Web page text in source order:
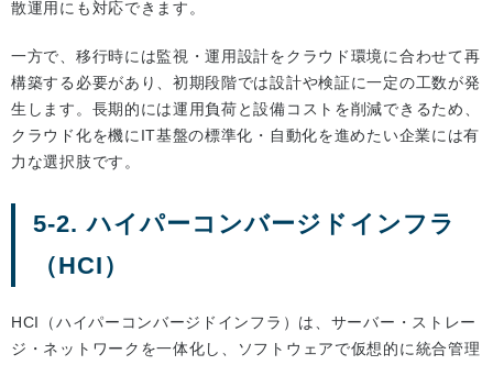
散運用にも対応できます。
一方で、移行時には監視・運用設計をクラウド環境に合わせて再
構築する必要があり、初期段階では設計や検証に一定の工数が発
生します。長期的には運用負荷と設備コストを削減できるため、
クラウド化を機にIT基盤の標準化・自動化を進めたい企業には有
力な選択肢です。
5-2. ハイパーコンバージドインフラ
（HCI）
HCI（ハイパーコンバージドインフラ）は、サーバー・ストレー
ジ・ネットワークを一体化し、ソフトウェアで仮想的に統合管理